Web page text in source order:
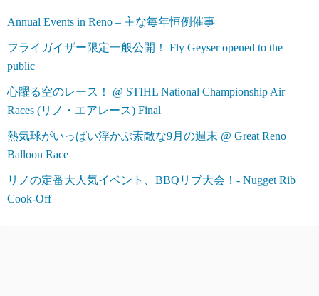
Annual Events in Reno – 主な毎年恒例催事
フライガイザー限定一般公開！ Fly Geyser opened to the
public
心躍る空のレース！ @ STIHL National Championship Air
Races (リノ・エアレース) Final
熱気球がいっぱい浮かぶ素敵な9月の週末 @ Great Reno
Balloon Race
リノの定番大人気イベント、BBQリブ大会！- Nugget Rib
Cook-Off